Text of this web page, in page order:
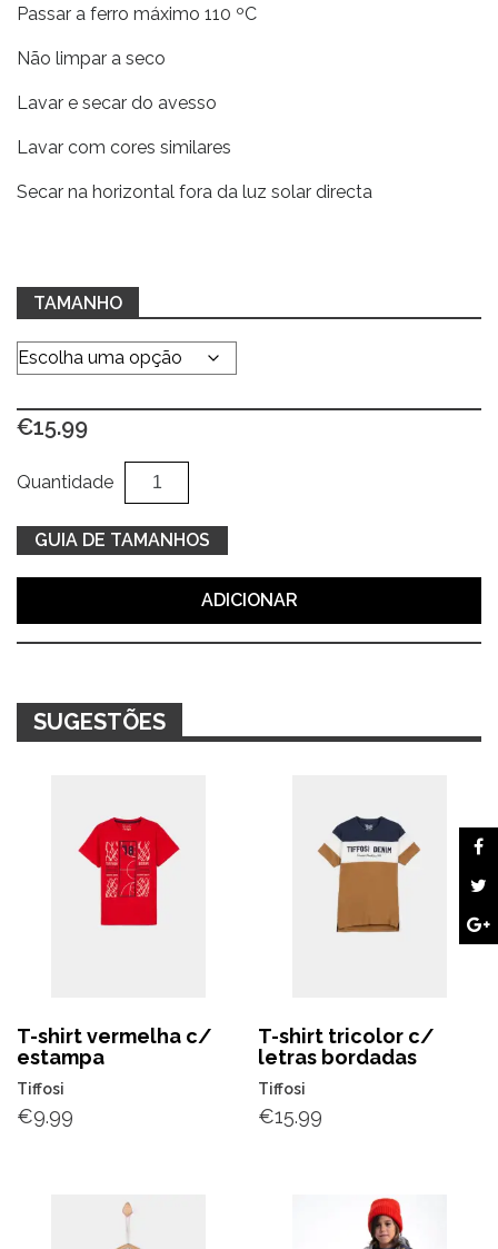
Passar a ferro máximo 110 ºC
Não limpar a seco
Lavar e secar do avesso
Lavar com cores similares
Secar na horizontal fora da luz solar directa
TAMANHO
€15.99
Quantidade
Quantidade
de
T-
shirt
bege
GUIA DE TAMANHOS
ADICIONAR
SUGESTÕES
T-shirt vermelha c/
estampa
Tiffosi
€9.99
T-shirt tricolor c/
letras bordadas
Tiffosi
€15.99